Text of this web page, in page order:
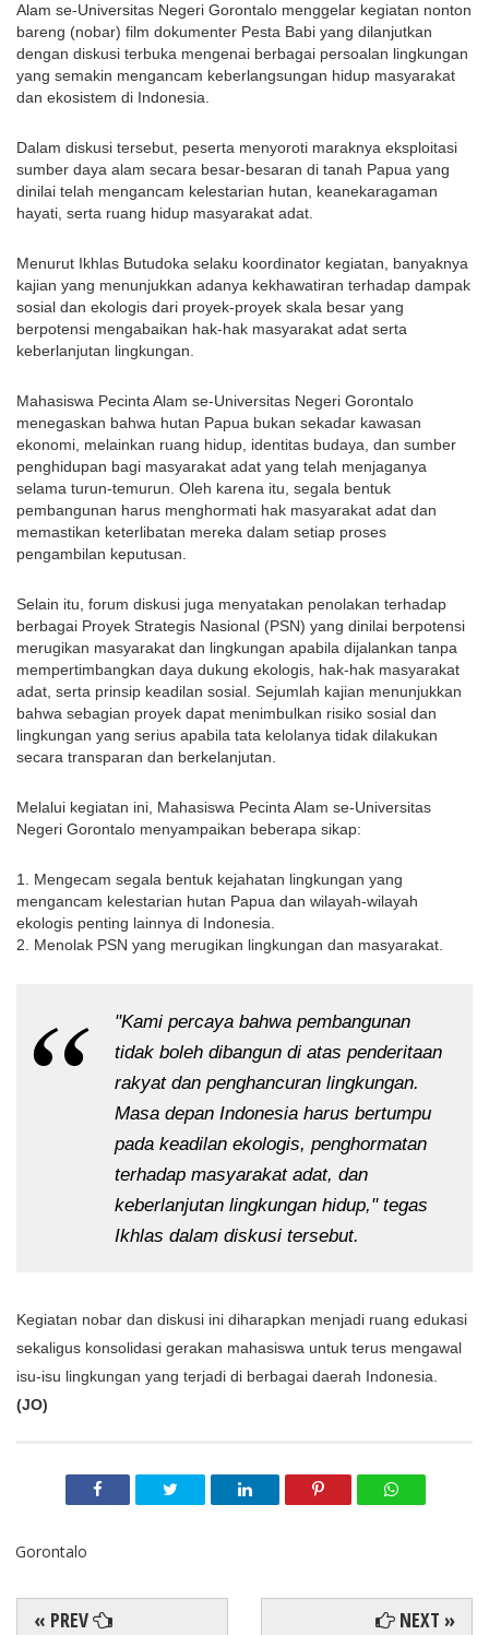
Alam se-Universitas Negeri Gorontalo menggelar kegiatan nonton
bareng (nobar) film dokumenter Pesta Babi yang dilanjutkan
dengan diskusi terbuka mengenai berbagai persoalan lingkungan
yang semakin mengancam keberlangsungan hidup masyarakat
dan ekosistem di Indonesia.
Dalam diskusi tersebut, peserta menyoroti maraknya eksploitasi
sumber daya alam secara besar-besaran di tanah Papua yang
dinilai telah mengancam kelestarian hutan, keanekaragaman
hayati, serta ruang hidup masyarakat adat.
Menurut Ikhlas Butudoka selaku koordinator kegiatan, banyaknya
kajian yang menunjukkan adanya kekhawatiran terhadap dampak
sosial dan ekologis dari proyek-proyek skala besar yang
berpotensi mengabaikan hak-hak masyarakat adat serta
keberlanjutan lingkungan.
Mahasiswa Pecinta Alam se-Universitas Negeri Gorontalo
menegaskan bahwa hutan Papua bukan sekadar kawasan
ekonomi, melainkan ruang hidup, identitas budaya, dan sumber
penghidupan bagi masyarakat adat yang telah menjaganya
selama turun-temurun. Oleh karena itu, segala bentuk
pembangunan harus menghormati hak masyarakat adat dan
memastikan keterlibatan mereka dalam setiap proses
pengambilan keputusan.
Selain itu, forum diskusi juga menyatakan penolakan terhadap
berbagai Proyek Strategis Nasional (PSN) yang dinilai berpotensi
merugikan masyarakat dan lingkungan apabila dijalankan tanpa
mempertimbangkan daya dukung ekologis, hak-hak masyarakat
adat, serta prinsip keadilan sosial. Sejumlah kajian menunjukkan
bahwa sebagian proyek dapat menimbulkan risiko sosial dan
lingkungan yang serius apabila tata kelolanya tidak dilakukan
secara transparan dan berkelanjutan.
Melalui kegiatan ini, Mahasiswa Pecinta Alam se-Universitas
Negeri Gorontalo menyampaikan beberapa sikap:
1. Mengecam segala bentuk kejahatan lingkungan yang
mengancam kelestarian hutan Papua dan wilayah-wilayah
ekologis penting lainnya di Indonesia.
2. Menolak PSN yang merugikan lingkungan dan masyarakat.
"Kami percaya bahwa pembangunan
tidak boleh dibangun di atas penderitaan
rakyat dan penghancuran lingkungan.
Masa depan Indonesia harus bertumpu
pada keadilan ekologis, penghormatan
terhadap masyarakat adat, dan
keberlanjutan lingkungan hidup," tegas
Ikhlas dalam diskusi tersebut.
Kegiatan nobar dan diskusi ini diharapkan menjadi ruang edukasi
sekaligus konsolidasi gerakan mahasiswa untuk terus mengawal
isu-isu lingkungan yang terjadi di berbagai daerah Indonesia.
(JO)
Gorontalo
« PREV NEXT »